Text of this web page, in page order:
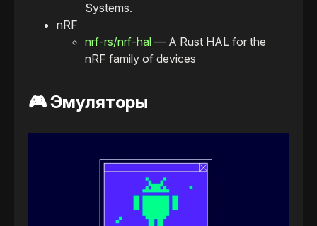
Systems.
nRF
nrf-rs/nrf-hal — A Rust HAL for the
nRF family of devices
🎮 Эмуляторы